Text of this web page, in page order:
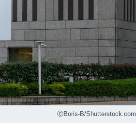
ⒸBoris-B/Shutterstock.com